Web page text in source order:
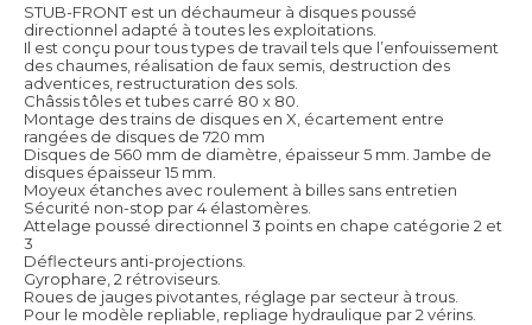
STUB-FRONT est un déchaumeur à disques poussé
directionnel adapté à toutes les exploitations.
Il est conçu pour tous types de travail tels que l’enfouissement
des chaumes, réalisation de faux semis, destruction des
adventices, restructuration des sols.
Châssis tôles et tubes carré 80 x 80.
Montage des trains de disques en X, écartement entre
rangées de disques de 720 mm
Disques de 560 mm de diamètre, épaisseur 5 mm. Jambe de
disques épaisseur 15 mm.
Moyeux étanches avec roulement à billes sans entretien
Sécurité non-stop par 4 élastomères.
Attelage poussé directionnel 3 points en chape catégorie 2 et
3
Déflecteurs anti-projections.
Gyrophare, 2 rétroviseurs.
Roues de jauges pivotantes, réglage par secteur à trous.
Pour le modèle repliable, repliage hydraulique par 2 vérins.